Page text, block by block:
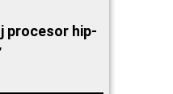
procesor hip-